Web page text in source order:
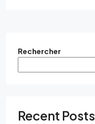
Rechercher
Recent Posts